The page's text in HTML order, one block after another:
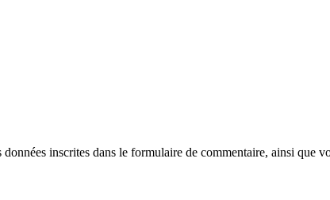
inscrites dans le formulaire de commentaire, ainsi que